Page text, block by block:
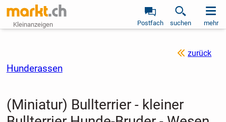
Kleinanzeigen Postfach suchen mehr
zurück
Hunderassen
(Miniatur) Bullterrier - kleiner